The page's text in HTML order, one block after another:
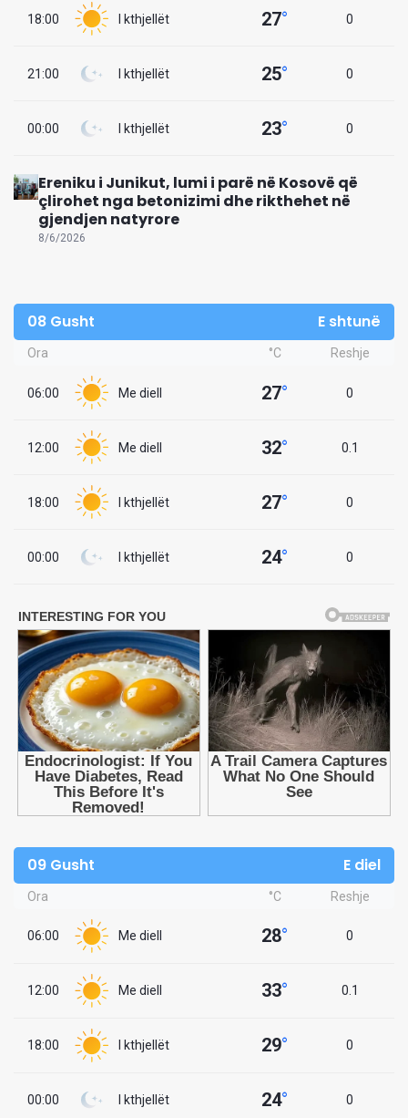
18:00 I kthjellët 27° 0
21:00 I kthjellët 25° 0
00:00 I kthjellët 23° 0
Ereniku i Junikut, lumi i parë në Kosovë që
çlirohet nga betonizimi dhe rikthehet në
gjendjen natyrore
8/6/2026
08 Gusht E shtunë
Ora °C Reshje
06:00 Me diell 27° 0
12:00 Me diell 32° 0.1
18:00 I kthjellët 27° 0
00:00 I kthjellët 24° 0
09 Gusht E diel
Ora °C Reshje
06:00 Me diell 28° 0
12:00 Me diell 33° 0.1
18:00 I kthjellët 29° 0
00:00 I kthjellët 24° 0